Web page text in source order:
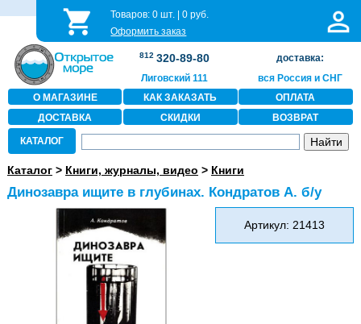
Товаров:0 шт. |0 руб.
Оформить заказ
812 320-89-80
Лиговский 111
доставка:
вся Россия и СНГ
О МАГАЗИНЕ
КАК ЗАКАЗАТЬ
ОПЛАТА
ДОСТАВКА
СКИДКИ ВОЗВРАТ
КАТАЛОГ
Каталог> Книги, журналы, видео > Книги
Динозавра ищите в глубинах. Кондратов А. б/у
Артикул: 21413